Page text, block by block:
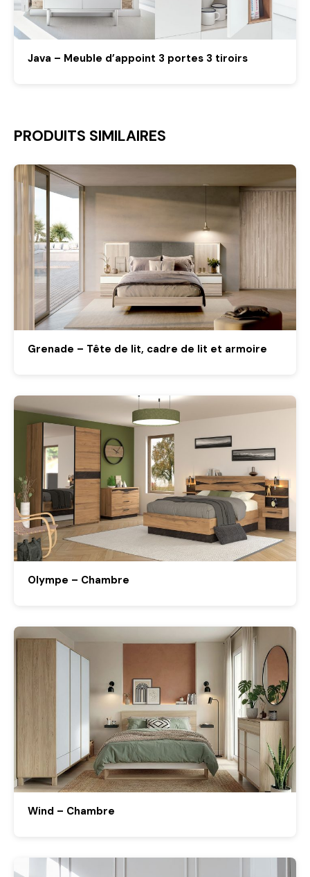
Java – Meuble d’appoint 3 portes 3 tiroirs
PRODUITS SIMILAIRES
Grenade – Tête de lit, cadre de lit et armoire
Olympe – Chambre
Wind – Chambre